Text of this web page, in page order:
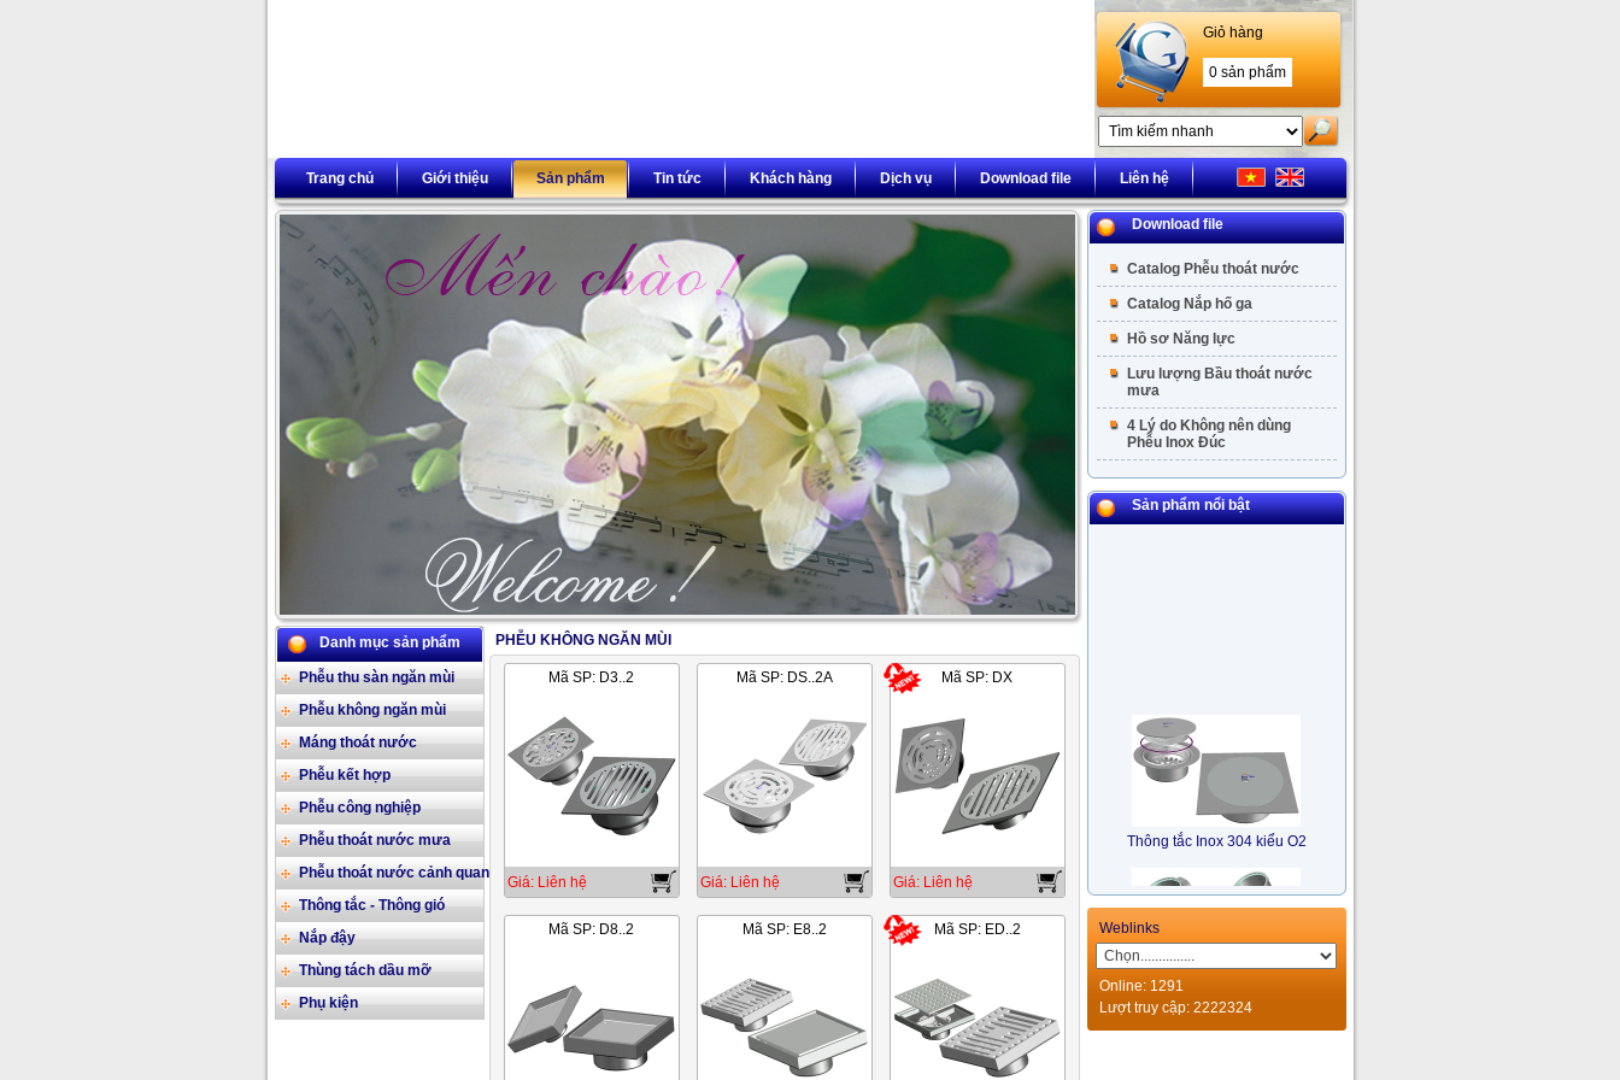
Giỏ hàng
0 sản phẩm
Trang chủ Giới thiệu Sản phẩm Tin tức Khách hàng Dịch vụ Download file Liên hệ
2/17
Danh mục sản phẩm
Phễu thu sàn ngăn mùi
Phễu không ngăn mùi
Máng thoát nước
Phễu kết hợp
Phễu công nghiệp
Phễu thoát nước mưa
Phễu thoát nước cảnh quan
Thông tắc - Thông gió
Nắp đậy
Thùng tách dầu mỡ
Phụ kiện
PHỄU KHÔNG NGĂN MÙI
Mã SP: D3..2
Giá: Liên hệ
Mã SP: DS..2A
Giá: Liên hệ
Mã SP: DX
Giá: Liên hệ
Mã SP: D8..2 Mã SP: E8..2 Mã SP: ED..2
Download file
Catalog Phễu thoát nước
Catalog Nắp hố ga
Hồ sơ Năng lực
Lưu lượng Bầu thoát nước
mưa
4 Lý do Không nên dùng
Phễu Inox Đúc
Sản phẩm nổi bật
Thông tắc Inox 304 kiểu O2
Bẫy Nước Nhiều Hướng Inox
Weblinks
Online: 1291
Lượt truy cập: 2222324